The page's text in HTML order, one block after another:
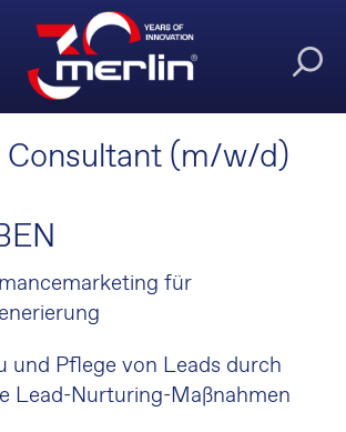
Consultant (m/w/d)
für
und Pflege von Leads durch
Lead-Nurturing-Maßnahmen